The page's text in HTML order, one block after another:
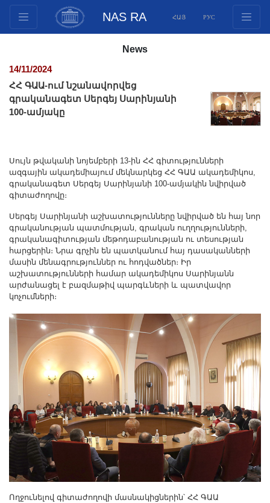
NAS RA ՀԱՅ РУС
Innovation Proposals
Publications
Competitions
International cooperation
Photogallery
Videogallery
Web Resources
Other Academies
"Gitutyun" newspaper
"In the World of Science" Journal
Publications in Press
Notices
Anniversaries
Universities
News
Scientific Results
Scientists of the Diaspora
Young Scientist Tribune
Our Honored Figures
Announcements
News
14/11/2024
ՀՀ ԳԱԱ-ում նշանավորվեց
գրականագետ Սերգեյ Սարինյանի
100-ամյակը
Սույն թվականի նոյեմբերի 13-ին ՀՀ գիտությունների
ազգային ակադեմիայում մեկնարկեց ՀՀ ԳԱԱ ակադեմիկոս,
գրականագետ Սերգեյ Սարինյանի 100-ամյակին նվիրված
գիտաժողովը։
Սերգեյ Սարինյանի աշխատությունները նվիրված են հայ նոր
գրականության պատմության, գրական ուղղությունների,
գրականագիտության մեթոդաբանության ու տեսության
հարցերին։ Նրա գրչին են պատկանում հայ դասականների
մասին մենագրություններ ու հոդվածներ։ Իր
աշխատությունների համար ակադեմիկոս Սարինյանն
արժանացել է բազմաթիվ պարգևների և պատվավոր
կոչումների։
Ողջունելով գիտաժողովի մասնակիցներին՝ ՀՀ ԳԱԱ